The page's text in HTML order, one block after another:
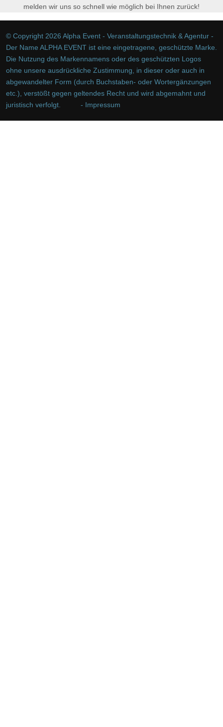
melden wir uns so schnell wie möglich bei Ihnen zurück!
© Copyright 2026 Alpha Event - Veranstaltungstechnik & Agentur -
Der Name ALPHA EVENT ist eine eingetragene, geschützte Marke.
Die Nutzung des Markennamens oder des geschützten Logos
ohne unsere ausdrückliche Zustimmung, in dieser oder auch in
abgewandelter Form (durch Buchstaben- oder Wortergänzungen
etc.), verstößt gegen geltendes Recht und wird abgemahnt und
juristisch verfolgt.
- Impressum